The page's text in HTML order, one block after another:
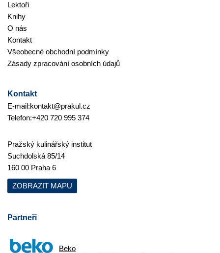
Lektoři
Knihy
O nás
Kontakt
Všeobecné obchodní podmínky
Zásady zpracování osobních údajů
Kontakt
E-mail:kontakt@prakul.cz
Telefon:+420 720 995 374
Pražský kulinářský institut
Suchdolská 85/14
160 00 Praha 6
ZOBRAZIT MAPU
Partneři
Beko